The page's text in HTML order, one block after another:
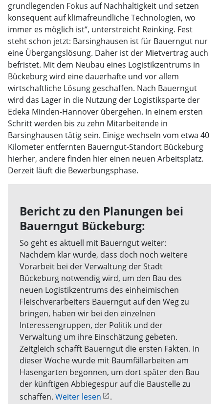
grundlegenden Fokus auf Nachhaltigkeit und setzen
konsequent auf klimafreundliche Technologien, wo
immer es möglich ist“, unterstreicht Reinking. Fest
steht schon jetzt: Barsinghausen ist für Bauerngut nur
eine Übergangslösung. Daher ist der Mietvertrag auch
befristet. Mit dem Neubau eines Logistikzentrums in
Bückeburg wird eine dauerhafte und vor allem
wirtschaftliche Lösung geschaffen. Nach Bauerngut
wird das Lager in die Nutzung der Logistiksparte der
Edeka Minden-Hannover übergehen. In einem ersten
Schritt werden bis zu zehn Mitarbeitende in
Barsinghausen tätig sein. Einige wechseln vom etwa 40
Kilometer entfernten Bauerngut-Standort Bückeburg
hierher, andere finden hier einen neuen Arbeitsplatz.
Derzeit läuft die Bewerbungsphase.
Bericht zu den Planungen bei
Bauerngut Bückeburg:
So geht es aktuell mit Bauerngut weiter:
Nachdem klar wurde, dass doch noch weitere
Vorarbeit bei der Verwaltung der Stadt
Bückeburg notwendig wird, um den Bau des
neuen Logistikzentrums des einheimischen
Fleischverarbeiters Bauerngut auf den Weg zu
bringen, haben wir bei den einzelnen
Interessengruppen, der Politik und der
Verwaltung um ihre Einschätzung gebeten.
Zeitgleich schafft Bauerngut die ersten Fakten. In
dieser Woche wurde mit Baumfällarbeiten am
Hasengarten begonnen, um dort später den Bau
der künftigen Abbiegespur auf die Baustelle zu
schaffen. Weiter lesen .